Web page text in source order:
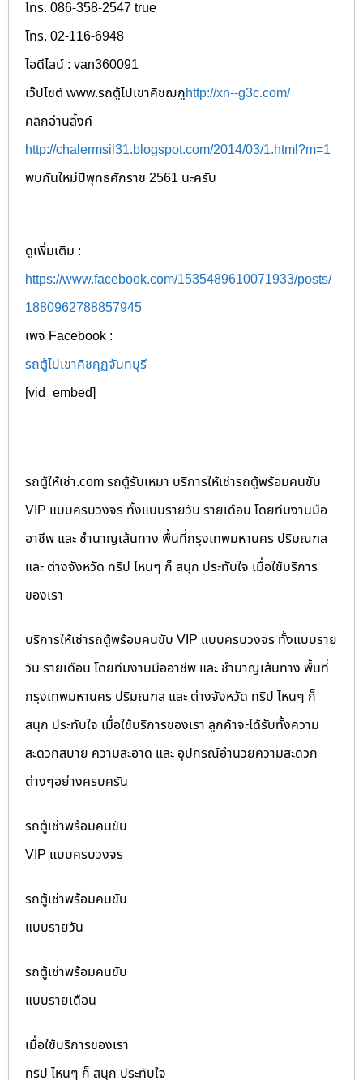
โทร. 086-358-2547 true
โทร. 02-116-6948
ไอดีไลน์ : van360091
เว๊ปไซต์ www.รถตู้ไปเขาคิชฌกูhttp://xn--g3c.com/
คลิกอ่านลิ้งค์
http://chalermsil31.blogspot.com/2014/03/1.html?m=1
พบกันใหม่ปีพุทธศักราช 2561 นะครับ
ดูเพิ่มเติม :
https://www.facebook.com/1535489610071933/posts/
1880962788857945
เพจ Facebook :
รถตู้ไปเขาคิชกุฏจันทบุรี
[vid_embed]
รถตู้ให้เช่า.com รถตู้รับเหมา บริการให้เช่ารถตู้พร้อมคนขับ
VIP แบบครบวงจร ทั้งแบบรายวัน รายเดือน โดยทีมงานมือ
อาชีพ และ ชำนาญเส้นทาง พื้นที่กรุงเทพมหานคร ปริมณฑล
และ ต่างจังหวัด ทริป ไหนๆ ก็ สนุก ประทับใจ เมื่อใช้บริการ
ของเรา
บริการให้เช่ารถตู้พร้อมคนขับ VIP แบบครบวงจร ทั้งแบบราย
วัน รายเดือน โดยทีมงานมืออาชีพ และ ชำนาญเส้นทาง พื้นที่
กรุงเทพมหานคร ปริมณฑล และ ต่างจังหวัด ทริป ไหนๆ ก็
สนุก ประทับใจ เมื่อใช้บริการของเรา ลูกค้าจะได้รับทั้งความ
สะดวกสบาย ความสะอาด และ อุปกรณ์อำนวยความสะดวก
ต่างๆอย่างครบครัน
รถตู้เช่าพร้อมคนขับ
VIP แบบครบวงจร
รถตู้เช่าพร้อมคนขับ
แบบรายวัน
รถตู้เช่าพร้อมคนขับ
แบบรายเดือน
เมื่อใช้บริการของเรา
ทริป ไหนๆ ก็ สนุก ประทับใจ